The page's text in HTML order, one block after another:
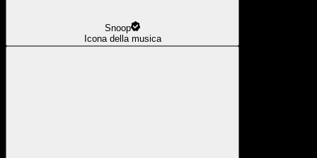
Snoop
Icona della musica